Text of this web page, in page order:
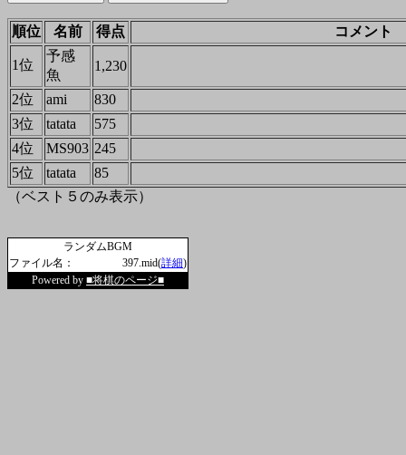
順位 名前 得点 コメント
1位
予感
魚
1,230
2位 ami
830
3位
tatata
575
4位
MS903 245
5位
tatata
85
（ベスト５のみ表示）
ランダムBGM
ファイル名：
397.mid(詳細)
Powered by ■将棋のページ■